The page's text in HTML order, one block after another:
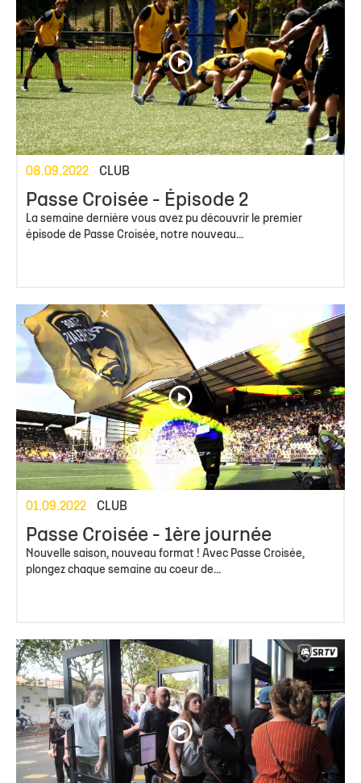
08.09.2022 CLUB
Passe Croisée - Épisode 2
La semaine dernière vous avez pu découvrir le premier
épisode de Passe Croisée, notre nouveau...
01.09.2022 CLUB
Passe Croisée - 1ère journée
Nouvelle saison, nouveau format ! Avec Passe Croisée,
plongez chaque semaine au coeur de...